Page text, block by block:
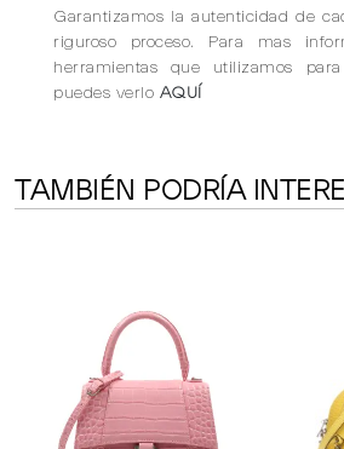
Garantizamos la autenticidad de
riguroso proceso. Para mas
herramientas que utilizamos
puedes verlo AQUÍ
TAMBIÉN PODRÍA